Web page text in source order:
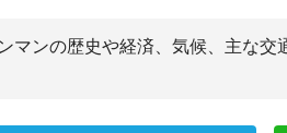
ンの歴史や経済、気候、主な交